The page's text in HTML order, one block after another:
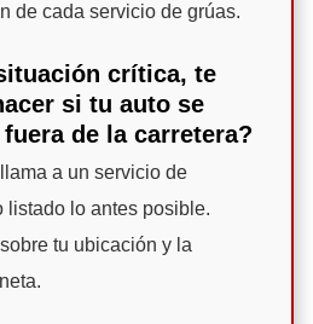
de cada servicio de grúas.
crítica, te
si tu auto se
de la carretera?
a un servicio de
listado lo antes posible.
tu ubicación y la